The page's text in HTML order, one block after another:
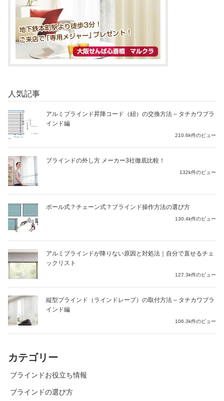
人気記事
アルミブラインド昇降コード（紐）の交換方法 – タチカワブラ
インド編
210.6k件のビュー
ブラインドの外し方 メーカー3社徹底比較！
132k件のビュー
ポール式？チェーン式？ブラインド操作方法の選び方
130.4k件のビュー
アルミブラインドが降りない原因と対処法｜自分で直せるチェ
ックリスト
127.3k件のビュー
縦型ブラインド（ラインドレープ）の取付方法 – タチカワブラ
インド編
106.3k件のビュー
カテゴリー
ブラインドお役立ち情報
ブラインドの選び方